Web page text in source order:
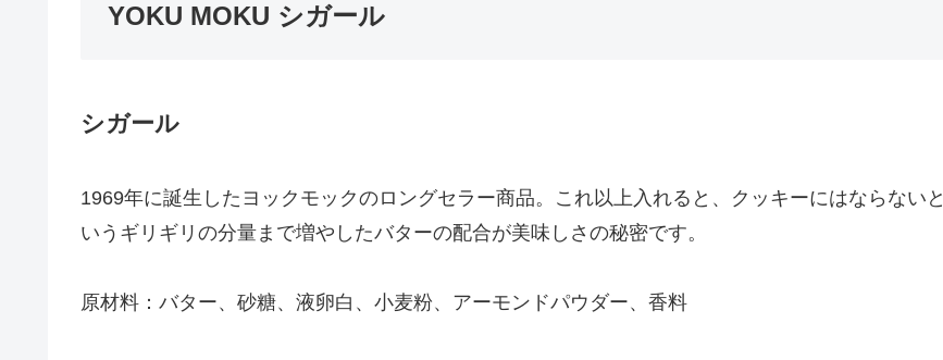
YOKU MOKU シガール
シガール
1969年に誕生したヨックモックのロングセラー商品。これ以上入れると、クッキーにはならないと
いうギリギリの分量まで増やしたバターの配合が美味しさの秘密です。
原材料：バター、砂糖、液卵白、小麦粉、アーモンドパウダー、香料